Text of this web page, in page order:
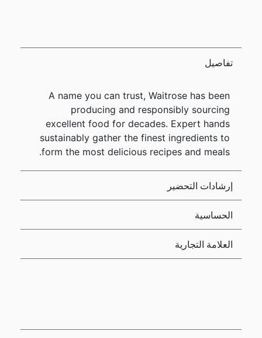
تفاصيل
A name you can trust, Waitrose has been
producing and responsibly sourcing
excellent food for decades. Expert hands
sustainably gather the finest ingredients to
form the most delicious recipes and meals.
إرشادات التحضير
الحساسية
العلامة التجارية